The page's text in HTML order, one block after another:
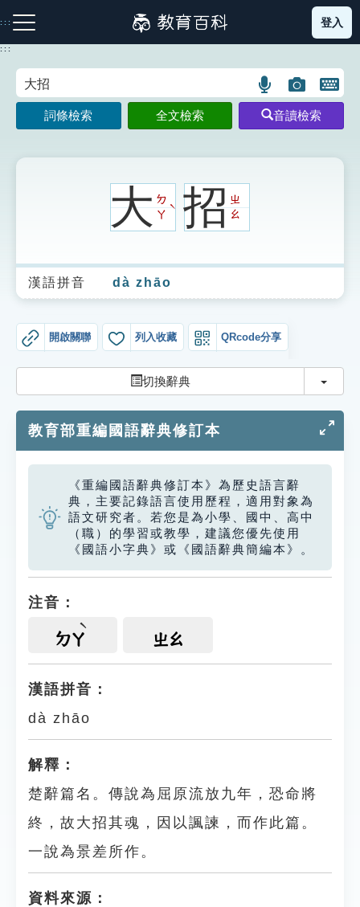
到
主
:::
注音索引圖示 筆畫索引圖示 部首索引表圖示
生字詞彙表
成語故事
索引選單
單字索引
生命大百科索引
遊戲專區
教學應用
貓頭鷹博士
登入
:::
語
言
搜
圖
片
搜
開
鍵
圖
詞條檢索 全文檢索 音讀檢索
大ㄉ
ㄚ
ˋ 招ㄓ
ㄠ
漢語拼音 dà zhāo
開啟關聯 列入收藏 QRcode分享
切換辭典 切換
教育部重編國語辭典修訂本
《重編國語辭典修訂本》為歷史語言辭
典，主要記錄語言使用歷程，適用對象為
語文研究者。若您是為小學、國中、高中
（職）的學習或教學，建議您優先使用
《國語小字典》或《國語辭典簡編本》。
注音：
ㄉㄚ ㄓㄠ
漢語拼音：
dà zhāo
解釋：
楚辭篇名。傳說為屈原流放九年，恐命將
終，故大招其魂，因以諷諫，而作此篇。
一說為景差所作。
資料來源：